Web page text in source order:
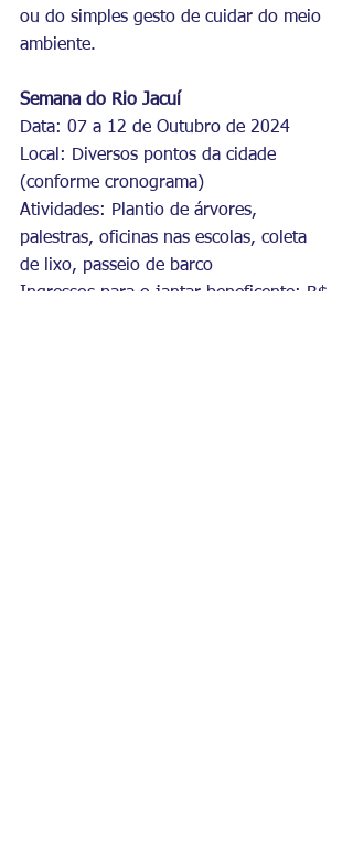
ou do simples gesto de cuidar do meio
ambiente.
Semana do Rio Jacuí
Data: 07 a 12 de Outubro de 2024
Local: Diversos pontos da cidade
(conforme cronograma)
Atividades: Plantio de árvores,
palestras, oficinas nas escolas, coleta
de lixo, passeio de barco
Ingressos para o jantar beneficente: R$